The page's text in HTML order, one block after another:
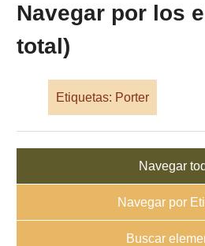
Navegar por los
total)
Etiquetas: Porter
Navegar
Navegar por
Buscar